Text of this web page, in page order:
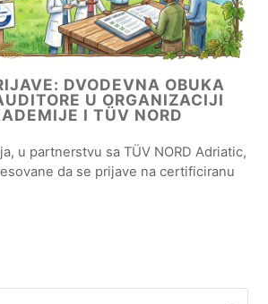
DVODEVNA OBUKA
U ORGANIZACIJI
I TÜV NORD
u partnerstvu sa TÜV NORD Adriatic,
da se prijave na certificiranu